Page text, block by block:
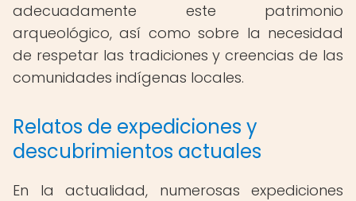
adecuadamente este patrimonio
arqueológico, así como sobre la necesidad
de respetar las tradiciones y creencias de las
comunidades indígenas locales.
Relatos de expediciones y
descubrimientos actuales
En la actualidad, numerosas expediciones